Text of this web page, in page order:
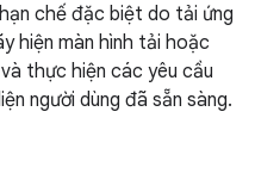
chế đặc biệt do tải ứng
hiện màn hình tải hoặc
thực hiện các yêu cầu
người dùng đã sẵn sàng.